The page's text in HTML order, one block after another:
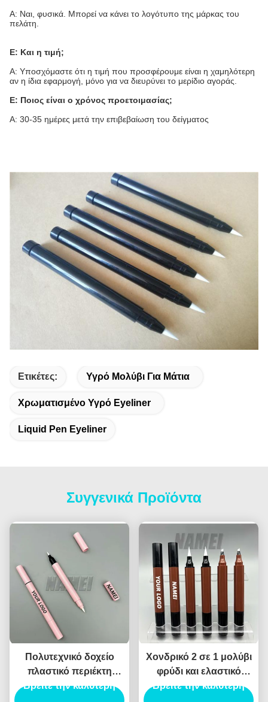
Α: Ναι, φυσικά. Μπορεί να κάνει το λογότυπο της μάρκας του
πελάτη.
Ε: Και η τιμή;
Α: Υποσχόμαστε ότι η τιμή που προσφέρουμε είναι η χαμηλότερη
αν η ίδια εφαρμογή, μόνο για να διευρύνει το μερίδιο αγοράς.
Ε: Ποιος είναι ο χρόνος προετοιμασίας;
Α: 30-35 ημέρες μετά την επιβεβαίωση του δείγματος
Ετικέτες: Υγρό Μολύβι Για Μάτια
Χρωματισμένο Υγρό Eyeliner
Liquid Pen Eyeliner
Συγγενικά Προϊόντα
Πολυτεχνικό δοχείο
πλαστικό περιέκτη
μολύβι φρύδι
Βρείτε την καλύτερη
Χονδρικό 2 σε 1 μολύβι
φρύδι και ελαστικό
εξατομικεύεται
Βρείτε την καλύτερη